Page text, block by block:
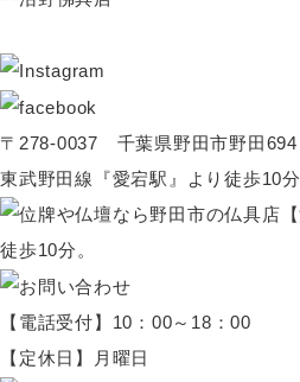
〒278-0037 千葉県野田市野田694
東武野田線『愛宕駅』より徒歩10分
【電話受付】10：00～18：00
【定休日】月曜日